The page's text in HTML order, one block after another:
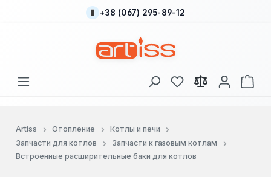
Перейти к основному содержанию
+38 (067) 295-89-12
У вас есть товары
В
Artiss Отопление
Котлы и печи
Запчасти для котлов
Запчасти к газовым котлам
Встроенные расширительные баки для котлов